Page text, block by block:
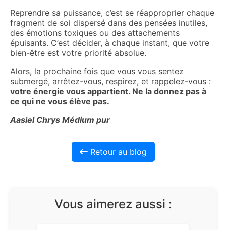
Reprendre sa puissance, c’est se réapproprier chaque
fragment de soi dispersé dans des pensées inutiles,
des émotions toxiques ou des attachements
épuisants. C’est décider, à chaque instant, que votre
bien-être est votre priorité absolue.
Alors, la prochaine fois que vous vous sentez
submergé, arrêtez-vous, respirez, et rappelez-vous :
votre énergie vous appartient. Ne la donnez pas à
ce qui ne vous élève pas.
Aasiel Chrys Médium pur
Retour au blog
Vous aimerez aussi :